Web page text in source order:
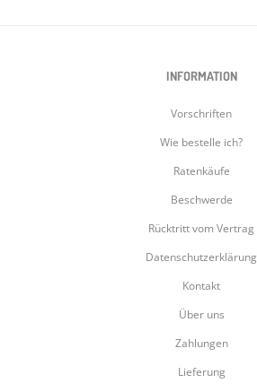
INFORMATION
Vorschriften
Wie bestelle ich?
Ratenkäufe
Beschwerde
Rücktritt vom Vertrag
Datenschutzerklärung
Kontakt
Über uns
Zahlungen
Lieferung